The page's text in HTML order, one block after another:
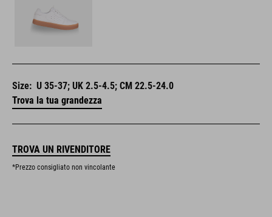
Size: U 35-37; UK 2.5-4.5; CM 22.5-24.0
Trova la tua grandezza
TROVA UN RIVENDITORE
*Prezzo consigliato non vincolante